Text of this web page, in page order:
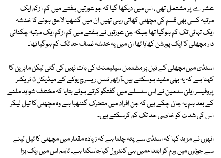
عشر ے پر مشتمل تھی ، اس میں دیکھا گیا کہ جو عورتیں ہفتے میں کم ا زکم ایک
مرتبہ کسی بھی قسم کی مچھلی کھاتی رہی تھیں ان میں گنٹھیا لاحق ہونے کا خدشہ
ایک تہائی تک کم ہوگیا تھا جبکہ جن عورتوں نے ہفتے میں کم ازکم ایک مرتبہ چکنائی
دار مچھلی کا ایک پورشن کھایا تھا ان میں یہ خدشہ نصف حد تک کم ہوگیا تھا۔
اسٹڈی میں مچھلی کے تیل پر مشتمل سپلیمنٹ کی بات نہیں کی گئی لیکن ماہرین کا
کہنا ہے کہ یہ بھی مفید ہوسکتے ہیں۔آرتھرائٹس ریسرچ یوکے کے میڈیکل ڈائریکٹر
پروفیسر ایلن سلمین نے اس سلسلے میں گفتگو کرتے ہوئے بتایا کہ مختلف شواہد ملنے
کے بعد ہم یہ جان چکے ہیں کہ جن افراد میں متحرک گنٹھیا ہے وہ مچھلی کا تیل لیکر
اس کی شدت کو خاصی حد تک کم کرسکتے ہیں۔
انہوں نے مزید کہا کہ اسٹڈی سے پتہ چلتا ہے کہ زیادہ مقدار میں مچھلی کا تیل لینے
سے جوڑوں میں ورم کو ابتداء میں ہی کنٹرول کیاجاسکتا ہے۔ تاہم اس میں ایک بڑا